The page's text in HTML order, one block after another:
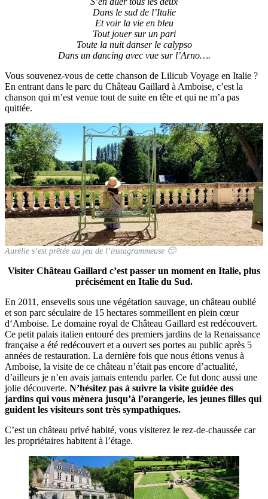
Dans le sud de l’Italie
Et voir la vie en bleu
Tout jouer sur un pari
Toute la nuit danser le calypso
Dans un dancing avec vue sur l’Arno….
Vous souvenez-vous de cette chanson de Lilicub Voyage en Italie ?
En entrant dans le parc du Château Gaillard à Amboise, c’est la
chanson qui m’est venue tout de suite en tête et qui ne m’a pas
quittée.
Aurélie s’est prêtée au jeu de l’instagrammeuse 🙂
Visiter Château Gaillard c’est passer un moment en Italie, plus
précisément en Italie du Sud.
En 2011, ensevelis sous une végétation sauvage, un château oublié
et son parc séculaire de 15 hectares sommeillent en plein cœur
d‘Amboise. Le domaine royal de Château Gaillard est redécouvert.
Ce petit palais italien entouré des premiers jardins de la Renaissance
française a été redécouvert et a ouvert ses portes au public après 5
années de restauration. La dernière fois que nous étions venus à
Amboise, la visite de ce château n’était pas encore d’actualité,
d’ailleurs je n’en avais jamais entendu parler. Ce fut donc aussi une
jolie découverte. N’hésitez pas à suivre la visite guidée des
jardins qui vous mènera jusqu’à l’orangerie, les jeunes filles qui
guident les visiteurs sont très sympathiques.
C’est un château privé habité, vous visiterez le rez-de-chaussée car
les propriétaires habitent à l’étage.